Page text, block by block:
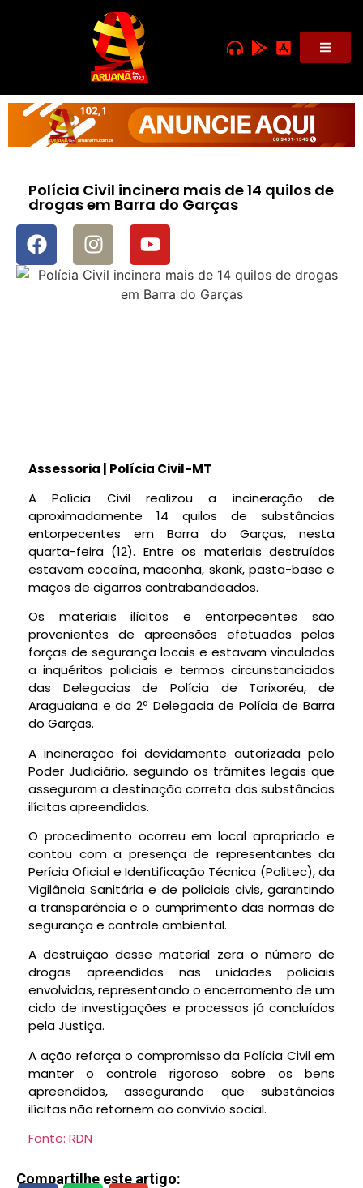
Polícia Civil incinera mais de 14 quilos de
drogas em Barra do Garças
Assessoria | Polícia Civil-MT
A Polícia Civil realizou a incineração de
aproximadamente 14 quilos de substâncias
entorpecentes em Barra do Garças, nesta
quarta-feira (12). Entre os materiais destruídos
estavam cocaína, maconha, skank, pasta-base e
maços de cigarros contrabandeados.
Os materiais ilícitos e entorpecentes são
provenientes de apreensões efetuadas pelas
forças de segurança locais e estavam vinculados
a inquéritos policiais e termos circunstanciados
das Delegacias de Polícia de Torixoréu, de
Araguaiana e da 2ª Delegacia de Polícia de Barra
do Garças.
A incineração foi devidamente autorizada pelo
Poder Judiciário, seguindo os trâmites legais que
asseguram a destinação correta das substâncias
ilícitas apreendidas.
O procedimento ocorreu em local apropriado e
contou com a presença de representantes da
Perícia Oficial e Identificação Técnica (Politec), da
Vigilância Sanitária e de policiais civis, garantindo
a transparência e o cumprimento das normas de
segurança e controle ambiental.
A destruição desse material zera o número de
drogas apreendidas nas unidades policiais
envolvidas, representando o encerramento de um
ciclo de investigações e processos já concluídos
pela Justiça.
A ação reforça o compromisso da Polícia Civil em
manter o controle rigoroso sobre os bens
apreendidos, assegurando que substâncias
ilícitas não retornem ao convívio social.
Fonte: RDN
Compartilhe este artigo: